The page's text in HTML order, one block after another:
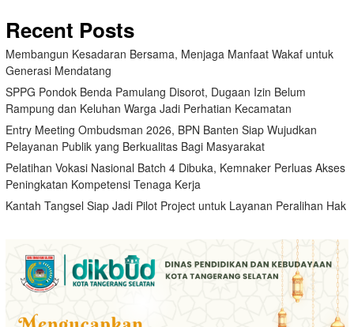
Recent Posts
Membangun Kesadaran Bersama, Menjaga Manfaat Wakaf untuk
Generasi Mendatang
SPPG Pondok Benda Pamulang Disorot, Dugaan Izin Belum
Rampung dan Keluhan Warga Jadi Perhatian Kecamatan
Entry Meeting Ombudsman 2026, BPN Banten Siap Wujudkan
Pelayanan Publik yang Berkualitas Bagi Masyarakat
Pelatihan Vokasi Nasional Batch 4 Dibuka, Kemnaker Perluas Akses
Peningkatan Kompetensi Tenaga Kerja
Kantah Tangsel Siap Jadi Pilot Project untuk Layanan Peralihan Hak